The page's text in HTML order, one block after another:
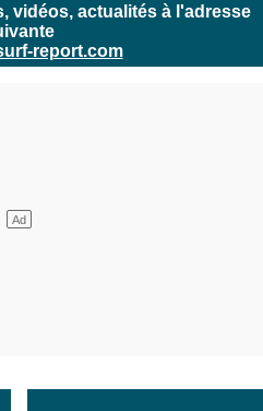
vidéos, actualités à l'adresse
report.com